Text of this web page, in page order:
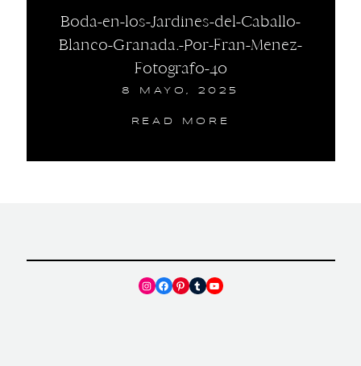
Boda-en-los-Jardines-del-Caballo-
Blanco-Granada.-Por-Fran-Menez-
Fotografo-40
8 MAYO, 2025
READ MORE
Instagram
Facebook
Pinterest
TumblrYouTube